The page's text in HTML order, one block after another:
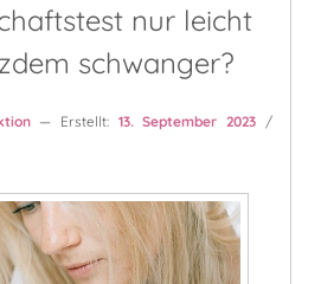
nur leicht
schwanger?
— Erstellt: 13. September 2023/